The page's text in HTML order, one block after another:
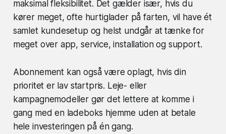
maksimal fleksibilitet. Det gælder især, hvis du
kører meget, ofte hurtiglader på farten, vil have ét
samlet kundesetup og helst undgår at tænke for
meget over app, service, installation og support.
Abonnement kan også være oplagt, hvis din
prioritet er lav startpris. Leje- eller
kampagnemodeller gør det lettere at komme i
gang med en ladeboks hjemme uden at betale
hele investeringen på én gang.